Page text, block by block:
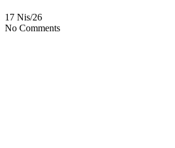
17 Nis/26
No Comments